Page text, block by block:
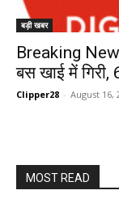
बड़ी खबर
Breaking
बस खाई में गिरी,
Clipper28 - August 16,
MOST READ